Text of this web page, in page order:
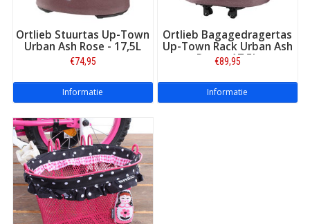
Ortlieb Stuurtas Up-Town
Urban Ash Rose - 17,5L
€74,95
Informatie
Ortlieb Bagagedragertas
Up-Town Rack Urban Ash
Rose - 17,5L
€89,95
Informatie